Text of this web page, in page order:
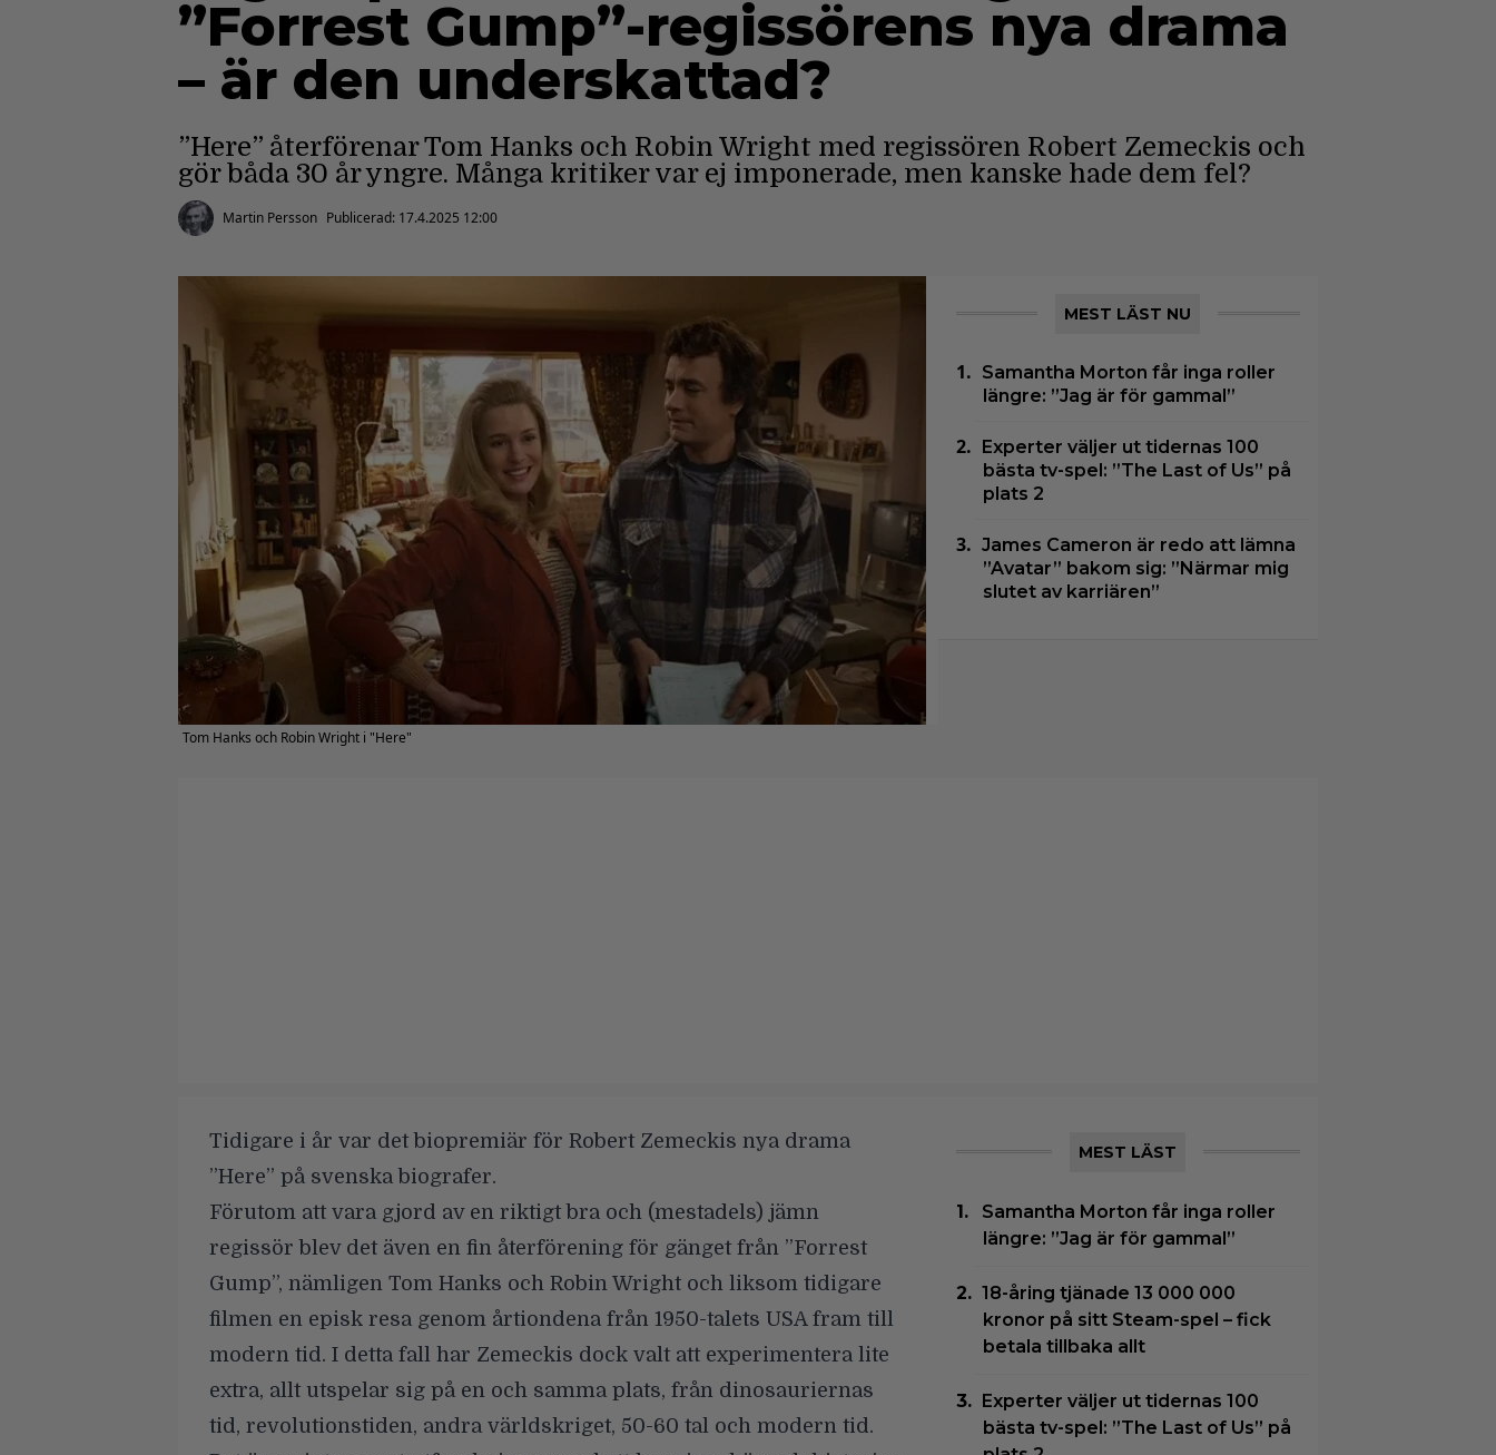
”Forrest Gump”-regissörens nya drama
– är den underskattad?
”Here” återförenar Tom Hanks och Robin Wright med regissören Robert Zemeckis och
gör båda 30 år yngre. Många kritiker var ej imponerade, men kanske hade dem fel?
Martin Persson Publicerad: 17.4.2025 12:00
Tom Hanks och Robin Wright i "Here"
MEST LÄST NU
Samantha Morton får inga roller
längre: ”Jag är för gammal”
Experter väljer ut tidernas 100
bästa tv-spel: ”The Last of Us” på
plats 2
James Cameron är redo att lämna
”Avatar” bakom sig: ”Närmar mig
slutet av karriären”
Tidigare i år var det biopremiär för Robert Zemeckis nya drama
”Here” på svenska biografer.
Förutom att vara gjord av en riktigt bra och (mestadels) jämn
regissör blev det även en fin återförening för gänget från ”Forrest
Gump”, nämligen Tom Hanks och Robin Wright och liksom tidigare
filmen en episk resa genom årtiondena från 1950-talets USA fram till
modern tid. I detta fall har Zemeckis dock valt att experimentera lite
extra, allt utspelar sig på en och samma plats, från dinosauriernas
tid, revolutionstiden, andra världskriget, 50-60 tal och modern tid.
MEST LÄST
Samantha Morton får inga roller
längre: ”Jag är för gammal”
18-åring tjänade 13 000 000
kronor på sitt Steam-spel – fick
betala tillbaka allt
Experter väljer ut tidernas 100
bästa tv-spel: ”The Last of Us” på